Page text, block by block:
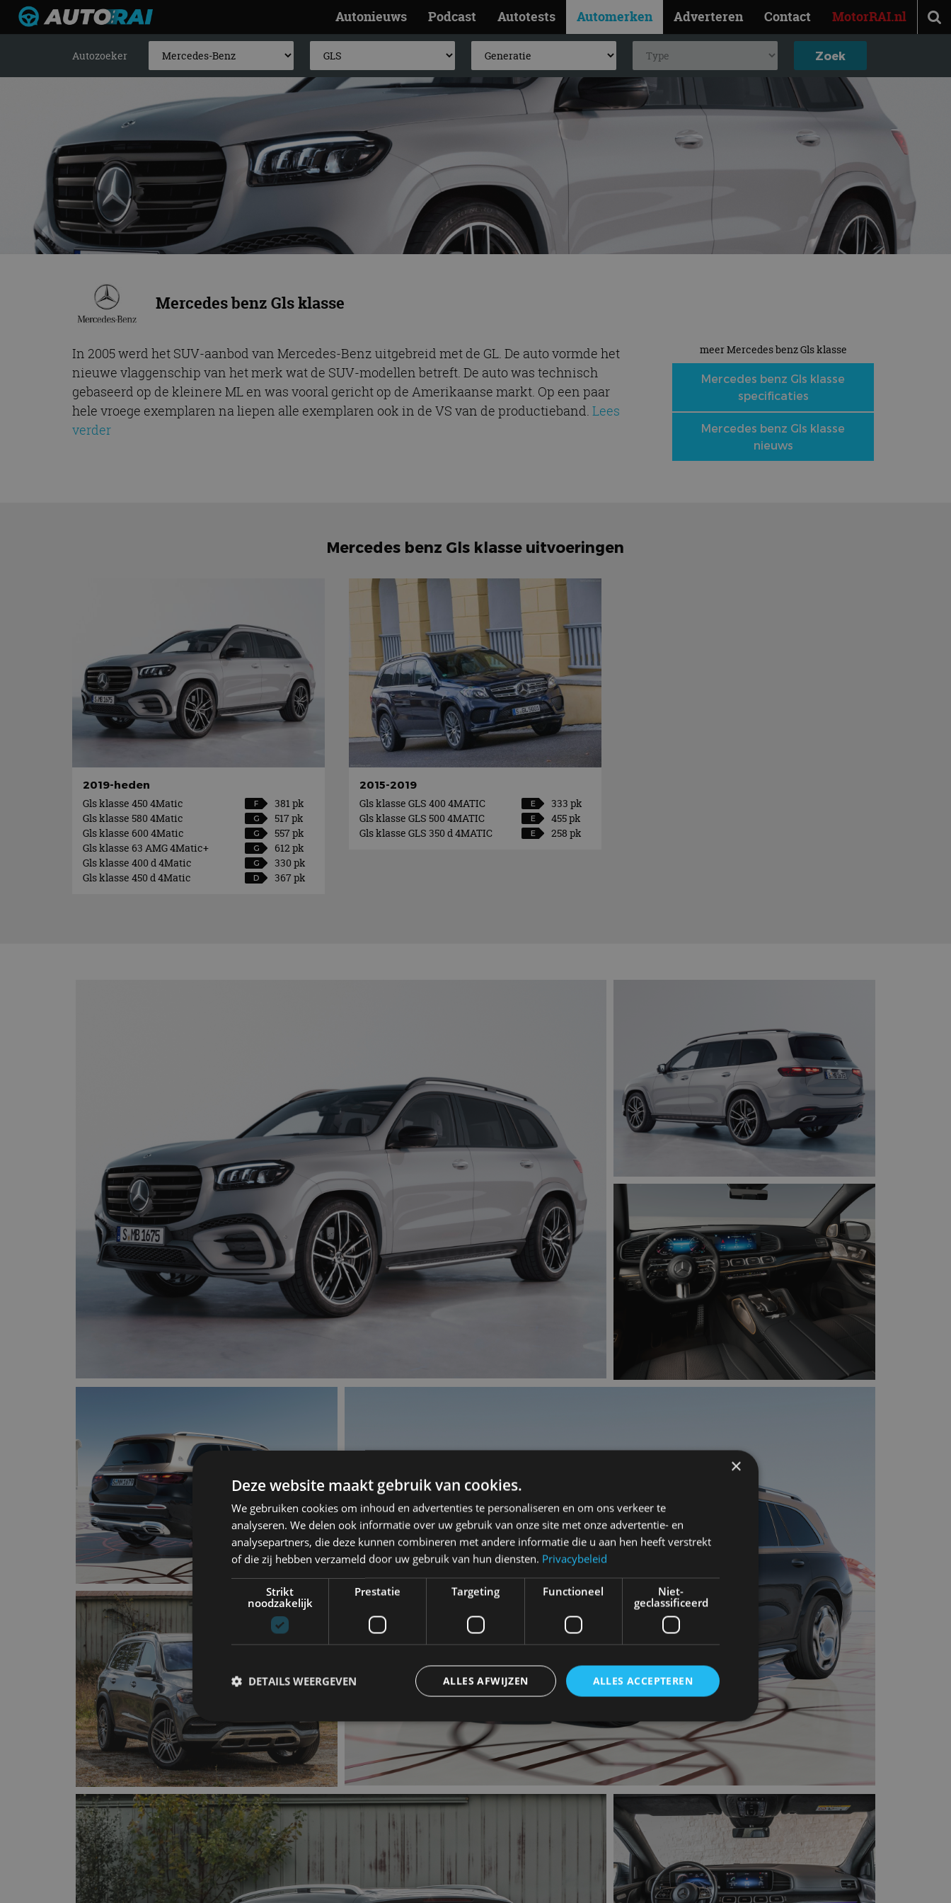
Autonieuws Podcast Autotests Automerken Adverteren Contact MotorRAI.nl
Autozoeker
Mercedes benz Gls klasse
In 2005 werd het SUV-aanbod van Mercedes-Benz uitgebreid met de GL. De auto vormde het
nieuwe vlaggenschip van het merk wat de SUV-modellen betreft. De auto was technisch
gebaseerd op de kleinere ML en was vooral gericht op de Amerikaanse markt. Op een paar
hele vroege exemplaren na liepen alle exemplaren ook in de VS van de productieband. Lees
verder
meer Mercedes benz Gls klasse
Mercedes benz Gls klasse
specificaties
Mercedes benz Gls klasse
nieuws
Mercedes benz Gls klasse uitvoeringen
2019-heden
Gls klasse 450 4Matic F
381 pk
Gls klasse 580 4Matic
G
517 pk
Gls klasse 600 4Matic
G
557 pk
Gls klasse 63 AMG 4Matic+
G
612 pk
Gls klasse 400 d 4Matic
G
330 pk
Gls klasse 450 d 4Matic
D 367 pk
2015-2019
Gls klasse GLS 400 4MATIC E
333 pk
Gls klasse GLS 500 4MATIC
E
455 pk
Gls klasse GLS 350 d 4MATIC
E 258 pk
×
Deze website maakt gebruik van cookies.
We gebruiken cookies om inhoud en advertenties te personaliseren en om ons verkeer te
analyseren. We delen ook informatie over uw gebruik van onze site met onze advertentie- en
analysepartners, die deze kunnen combineren met andere informatie die u aan hen heeft verstrekt
of die zij hebben verzameld door uw gebruik van hun diensten. Privacybeleid
Strikt
noodzakelijk
Prestatie Targeting Functioneel
Niet-
geclassificeerd
ALLES ACCEPTEREN
ALLES AFWIJZEN
DETAILS WEERGEVEN
Strikt noodzakelijk Prestatie Targeting Functioneel Niet-geclassificeerd
Strikt noodzakelijke cookies maken de kernfunctionaliteiten van de website mogelijk, zoals gebruikersaanmelding en
accountbeheer. De website kan niet goed worden gebruikt zonder de strikt noodzakelijke cookies.
Naam
Aanbieder/
cf_clearance
Deze cookie wordt gebruikt door de CloudFlare-service om
beveiligingsbeperkingen op basis van het IP-adres van de bezoeker
te omzeilen. Het is essentieel voor het ondersteunen van de
veiligheid van een website functies en in het bieden van
bescherming tegen kwaadaardige bezoekers.